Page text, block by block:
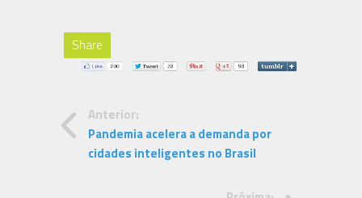
Share
Anterior:
Pandemia acelera a demanda por
cidades inteligentes no Brasil